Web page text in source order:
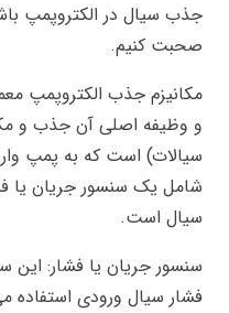
جذب سیال در الکتروپمپ
صحبت کنیم.
مکانیزم جذب الکتروپمپ
و وظیفه اصلی آن جذب و
سیالات) است که به پمپ
شامل یک سنسور جریان
سیال است.
سنسور جریان یا فشار: این
فشار سیال ورودی استفاده